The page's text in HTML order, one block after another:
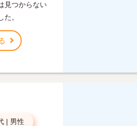
見つからない
。
| 男性